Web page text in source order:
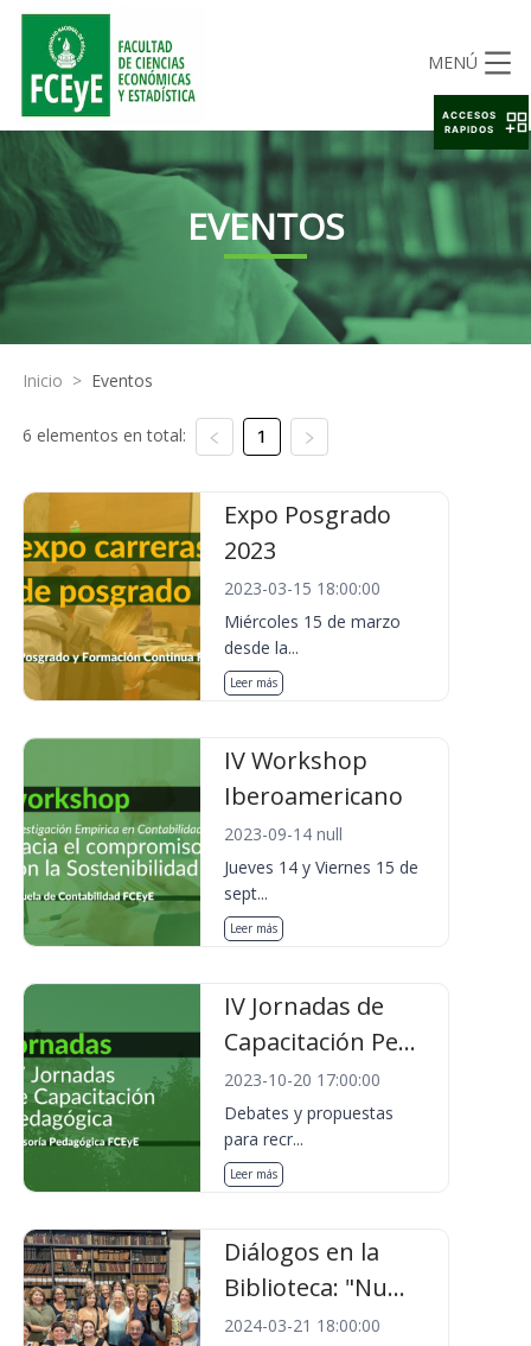
MENÚ
EVENTOS
Inicio > Eventos
6 elementos en total: 1
Expo Posgrado
2023
2023-03-15 18:00:00
Miércoles 15 de marzo
desde la...
Leer más
IV Workshop
Iberoamericano
2023-09-14 null
Jueves 14 y Viernes 15 de
sept...
Leer más
IV Jornadas de
Capacitación Pe...
2023-10-20 17:00:00
Debates y propuestas
para recr...
Leer más
Diálogos en la
Biblioteca: "Nu...
2024-03-21 18:00:00
ACCESOS
RAPIDOS